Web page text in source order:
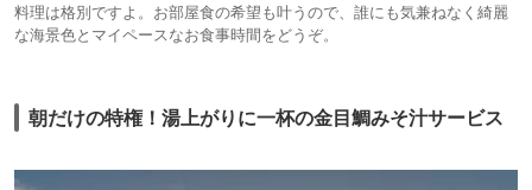
料理は格別ですよ。お部屋食の希望も叶うので、誰にも気兼ねなく綺麗
な海景色とマイペースなお食事時間をどうぞ。
朝だけの特権！湯上がりに一杯の金目鯛みそ汁サービス